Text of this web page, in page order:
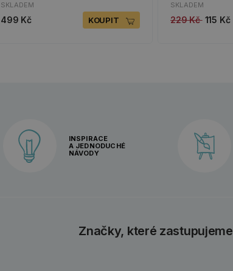
SKLADEM
499 Kč KOUPIT
SKLADEM
229 Kč 115 Kč
INSPIRACE
A JEDNODUCHÉ
NÁVODY
Značky, které zastupujeme